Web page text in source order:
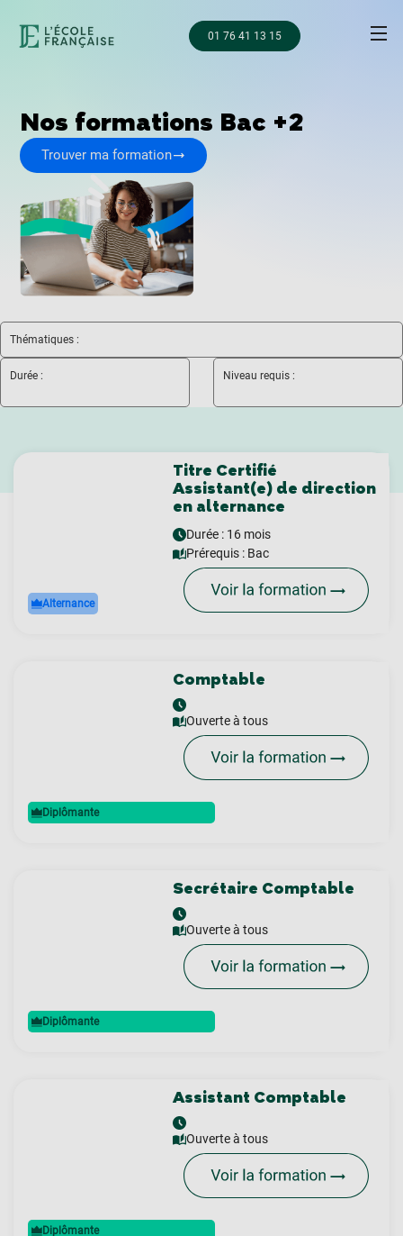
01 76 41 13 15
Nos formations Bac +2
Trouver ma formation
Thématiques :
Durée : Niveau requis :
Alternance
Titre Certifié
Assistant(e) de direction
en alternance
Durée : 16 mois
Prérequis : Bac
Diplômante
Comptable
Ouverte à tous
Diplômante
Secrétaire Comptable
Ouverte à tous
Diplômante
Assistant Comptable
Ouverte à tous